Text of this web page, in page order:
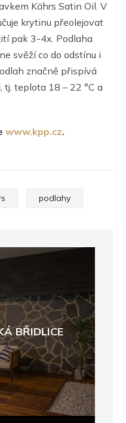
Kährs Satin Oil. V
krytinu přeolejovat
pak 3-4x. Podlaha
svěží co do odstínu i
značně přispívá
teplota 18 – 22 °C a
www.kpp.cz.
podlahy
BŘIDLICE